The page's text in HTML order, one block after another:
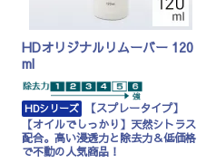
HDオリジナルリムーバー 120
ml
HDシリーズ
【スプレータイプ】
【オイルでしっかり】天然シトラス
配合。高い浸透力と除去力＆低価格
で不動の人気商品！